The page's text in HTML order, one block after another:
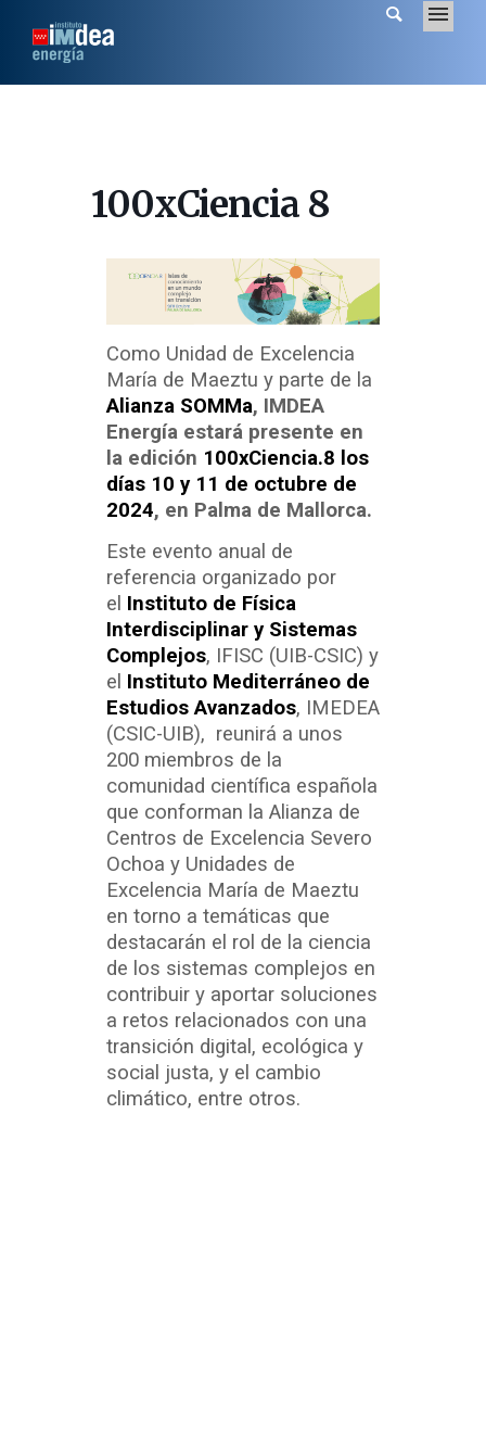
100xCiencia 8
Como Unidad de Excelencia
María de Maeztu y parte de la
Alianza SOMMa, IMDEA
Energía estará presente en
la edición 100xCiencia.8 los
días 10 y 11 de octubre de
2024, en Palma de Mallorca.
Este evento anual de
referencia organizado por
el Instituto de Física
Interdisciplinar y Sistemas
Complejos, IFISC (UIB-CSIC) y
el Instituto Mediterráneo de
Estudios Avanzados, IMEDEA
(CSIC-UIB), reunirá a unos
200 miembros de la
comunidad científica española
que conforman la Alianza de
Centros de Excelencia Severo
Ochoa y Unidades de
Excelencia María de Maeztu
en torno a temáticas que
destacarán el rol de la ciencia
de los sistemas complejos en
contribuir y aportar soluciones
a retos relacionados con una
transición digital, ecológica y
social justa, y el cambio
climático, entre otros.